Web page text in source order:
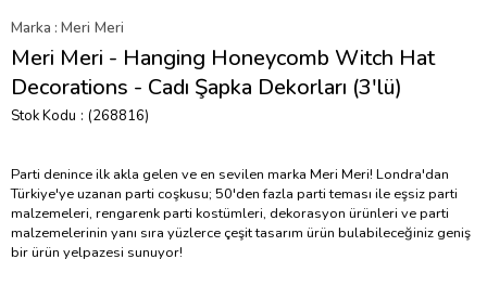
Marka : Meri Meri
Meri Meri - Hanging Honeycomb Witch Hat
Decorations - Cadı Şapka Dekorları (3'lü)
Stok Kodu (268816)
Parti denince ilk akla gelen ve en sevilen marka Meri Meri! Londra'dan
Türkiye'ye uzanan parti coşkusu; 50'den fazla parti teması ile eşsiz parti
malzemeleri, rengarenk parti kostümleri, dekorasyon ürünleri ve parti
malzemelerinin yanı sıra yüzlerce çeşit tasarım ürün bulabileceğiniz geniş
bir ürün yelpazesi sunuyor!